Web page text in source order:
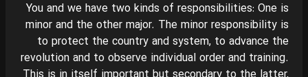
You and we have two kinds of responsibilities: One is
minor and the other major. The minor responsibility is
to protect the country and system, to advance the
revolution and to observe individual order and training.